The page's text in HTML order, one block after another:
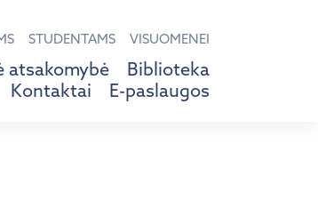
STUDENTAMS VISUOMENEI
atsakomybė
Biblioteka
Kontaktai
E-paslaugos